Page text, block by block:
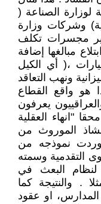
سنويا بين 143شركة لوزارة الصناعة (
وشركات وزارة
مجسرات تكلف
مبالغها إضافة
،( أي الكيل
ونهب التعاقد
هو واقع القطاع
يعرفون
"انهاء العقلية
الموروث من
نموذجه من
التقدمية وسمته
لنظام البعث في
. والنتيجة كما
المدارس، او عقود